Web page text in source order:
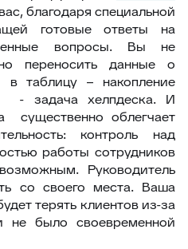
благодаря специальной
готовые ответы на
вопросы. Вы не
переносить данные о
в таблицу – накопление
- задача хелпдеска. И
существенно облегчает
контроль над
работы сотрудников
Руководитель
со своего места. Ваша
терять клиентов из-за
не было своевременной